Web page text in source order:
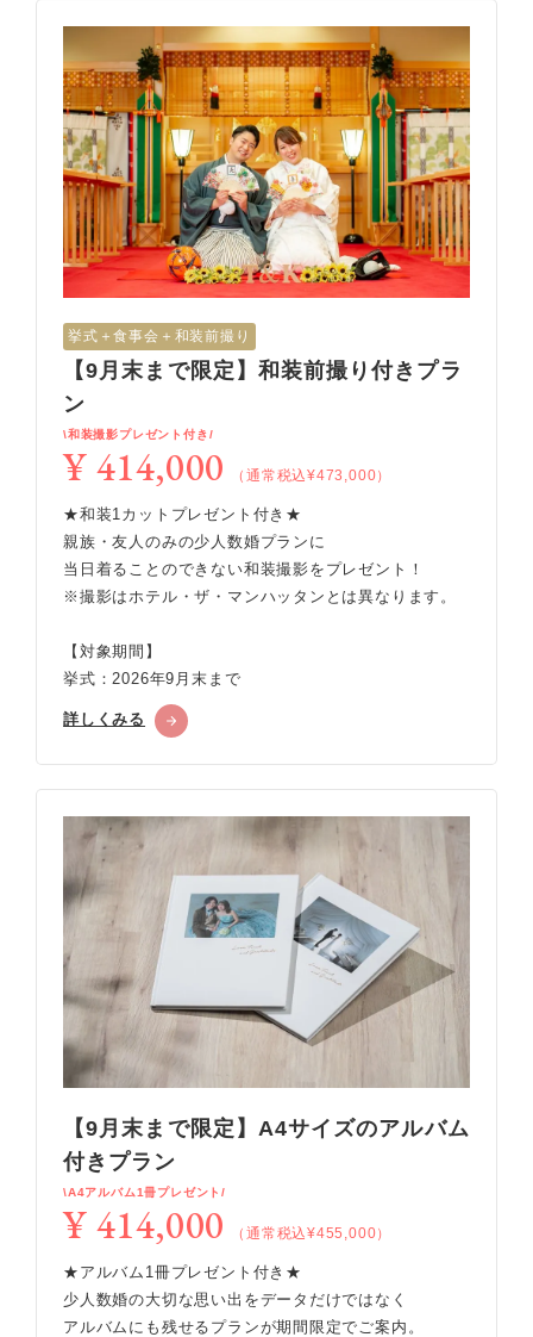
挙式＋食事会＋和装前撮り
【9月末まで限定】和装前撮り付きプラ
ン
\和装撮影プレゼント付き/
¥ 414,000 （通常税込¥473,000）
★和装1カットプレゼント付き★
親族・友人のみの少人数婚プランに
当日着ることのできない和装撮影をプレゼント！
※撮影はホテル・ザ・マンハッタンとは異なります。
【対象期間】
挙式：2026年9月末まで
詳しくみる
【9月末まで限定】A4サイズのアルバム
付きプラン
\A4アルバム1冊プレゼント/
¥ 414,000 （通常税込¥455,000）
★アルバム1冊プレゼント付き★
少人数婚の大切な思い出をデータだけではなく
アルバムにも残せるプランが期間限定でご案内。